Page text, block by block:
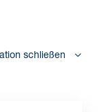
schließen